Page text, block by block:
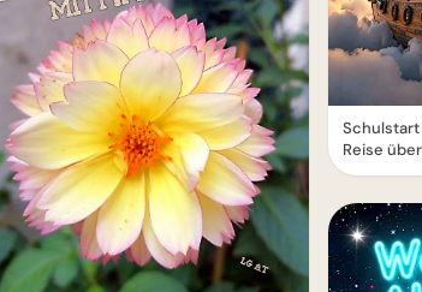
Schulstart
Reise